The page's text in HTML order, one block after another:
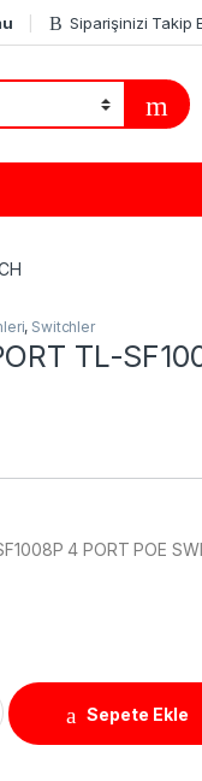
Siparişinizi Takip
, Switchler
TL-
4 PORT POE
4 PORT POE
Sepete Ekle